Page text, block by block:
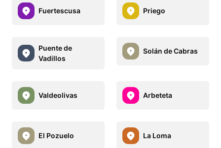
Fuertescusa Priego
Puente de
Vadillos
Solán de Cabras
Valdeolivas Arbeteta
El Pozuelo La Loma